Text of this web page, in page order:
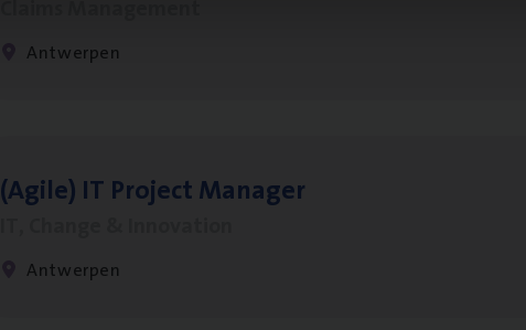
Antwerpen
(Agi­le) IT Pro­ject Manager
Antwerpen